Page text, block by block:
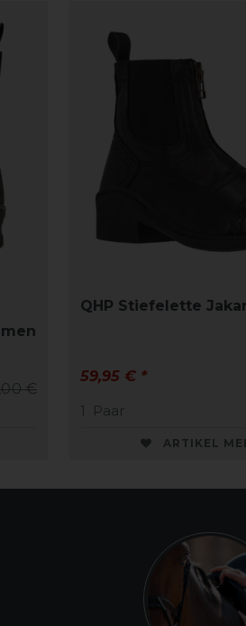
€
QHP Stiefelette
59,95 € *
1
Paar
ARTIKEL